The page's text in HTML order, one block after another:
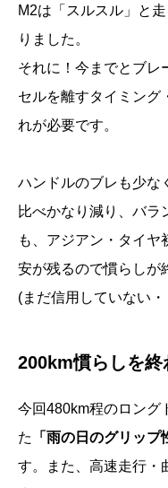
M2は「スルスル」と
りました。
それに！今までとブレ
セルを離すタイミング
れが必要です。
ハンドルのブレも少な
比べかなり減り、バラ
も、アジアン・タイヤ
安が残るので慣らしが
(まだ信用していない
200km慣らしを終
今回480km程のロング
た
「雨の日のグリップ
す。また、高速走行・